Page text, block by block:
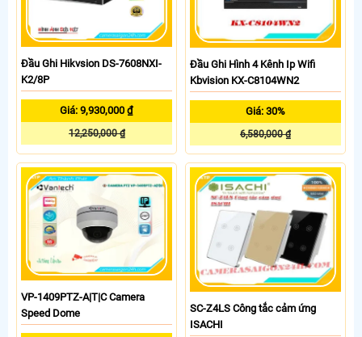
Đầu Ghi Hikvsion DS-7608NXI-
K2/8P
Giá: 9,930,000 ₫
12,250,000 ₫
Đầu Ghi Hình 4 Kênh Ip Wifi
Kbvision KX-C8104WN2
Giá: 30%
6,580,000 ₫
VP-1409PTZ-A|T|C Camera
Speed Dome
SC-Z4LS Công tắc cảm ứng
ISACHI